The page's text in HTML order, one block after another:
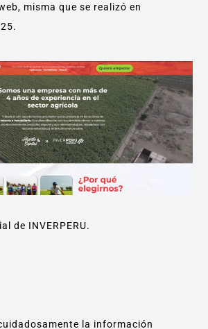
misma que se realizó en
de INVERPERU.
la información